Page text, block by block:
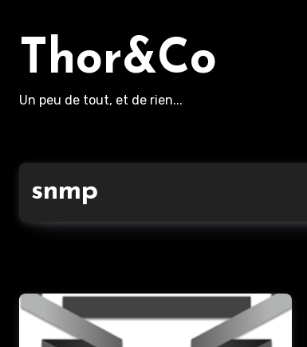
principalThor&Co
Un peu de tout, et de rien...
snmp